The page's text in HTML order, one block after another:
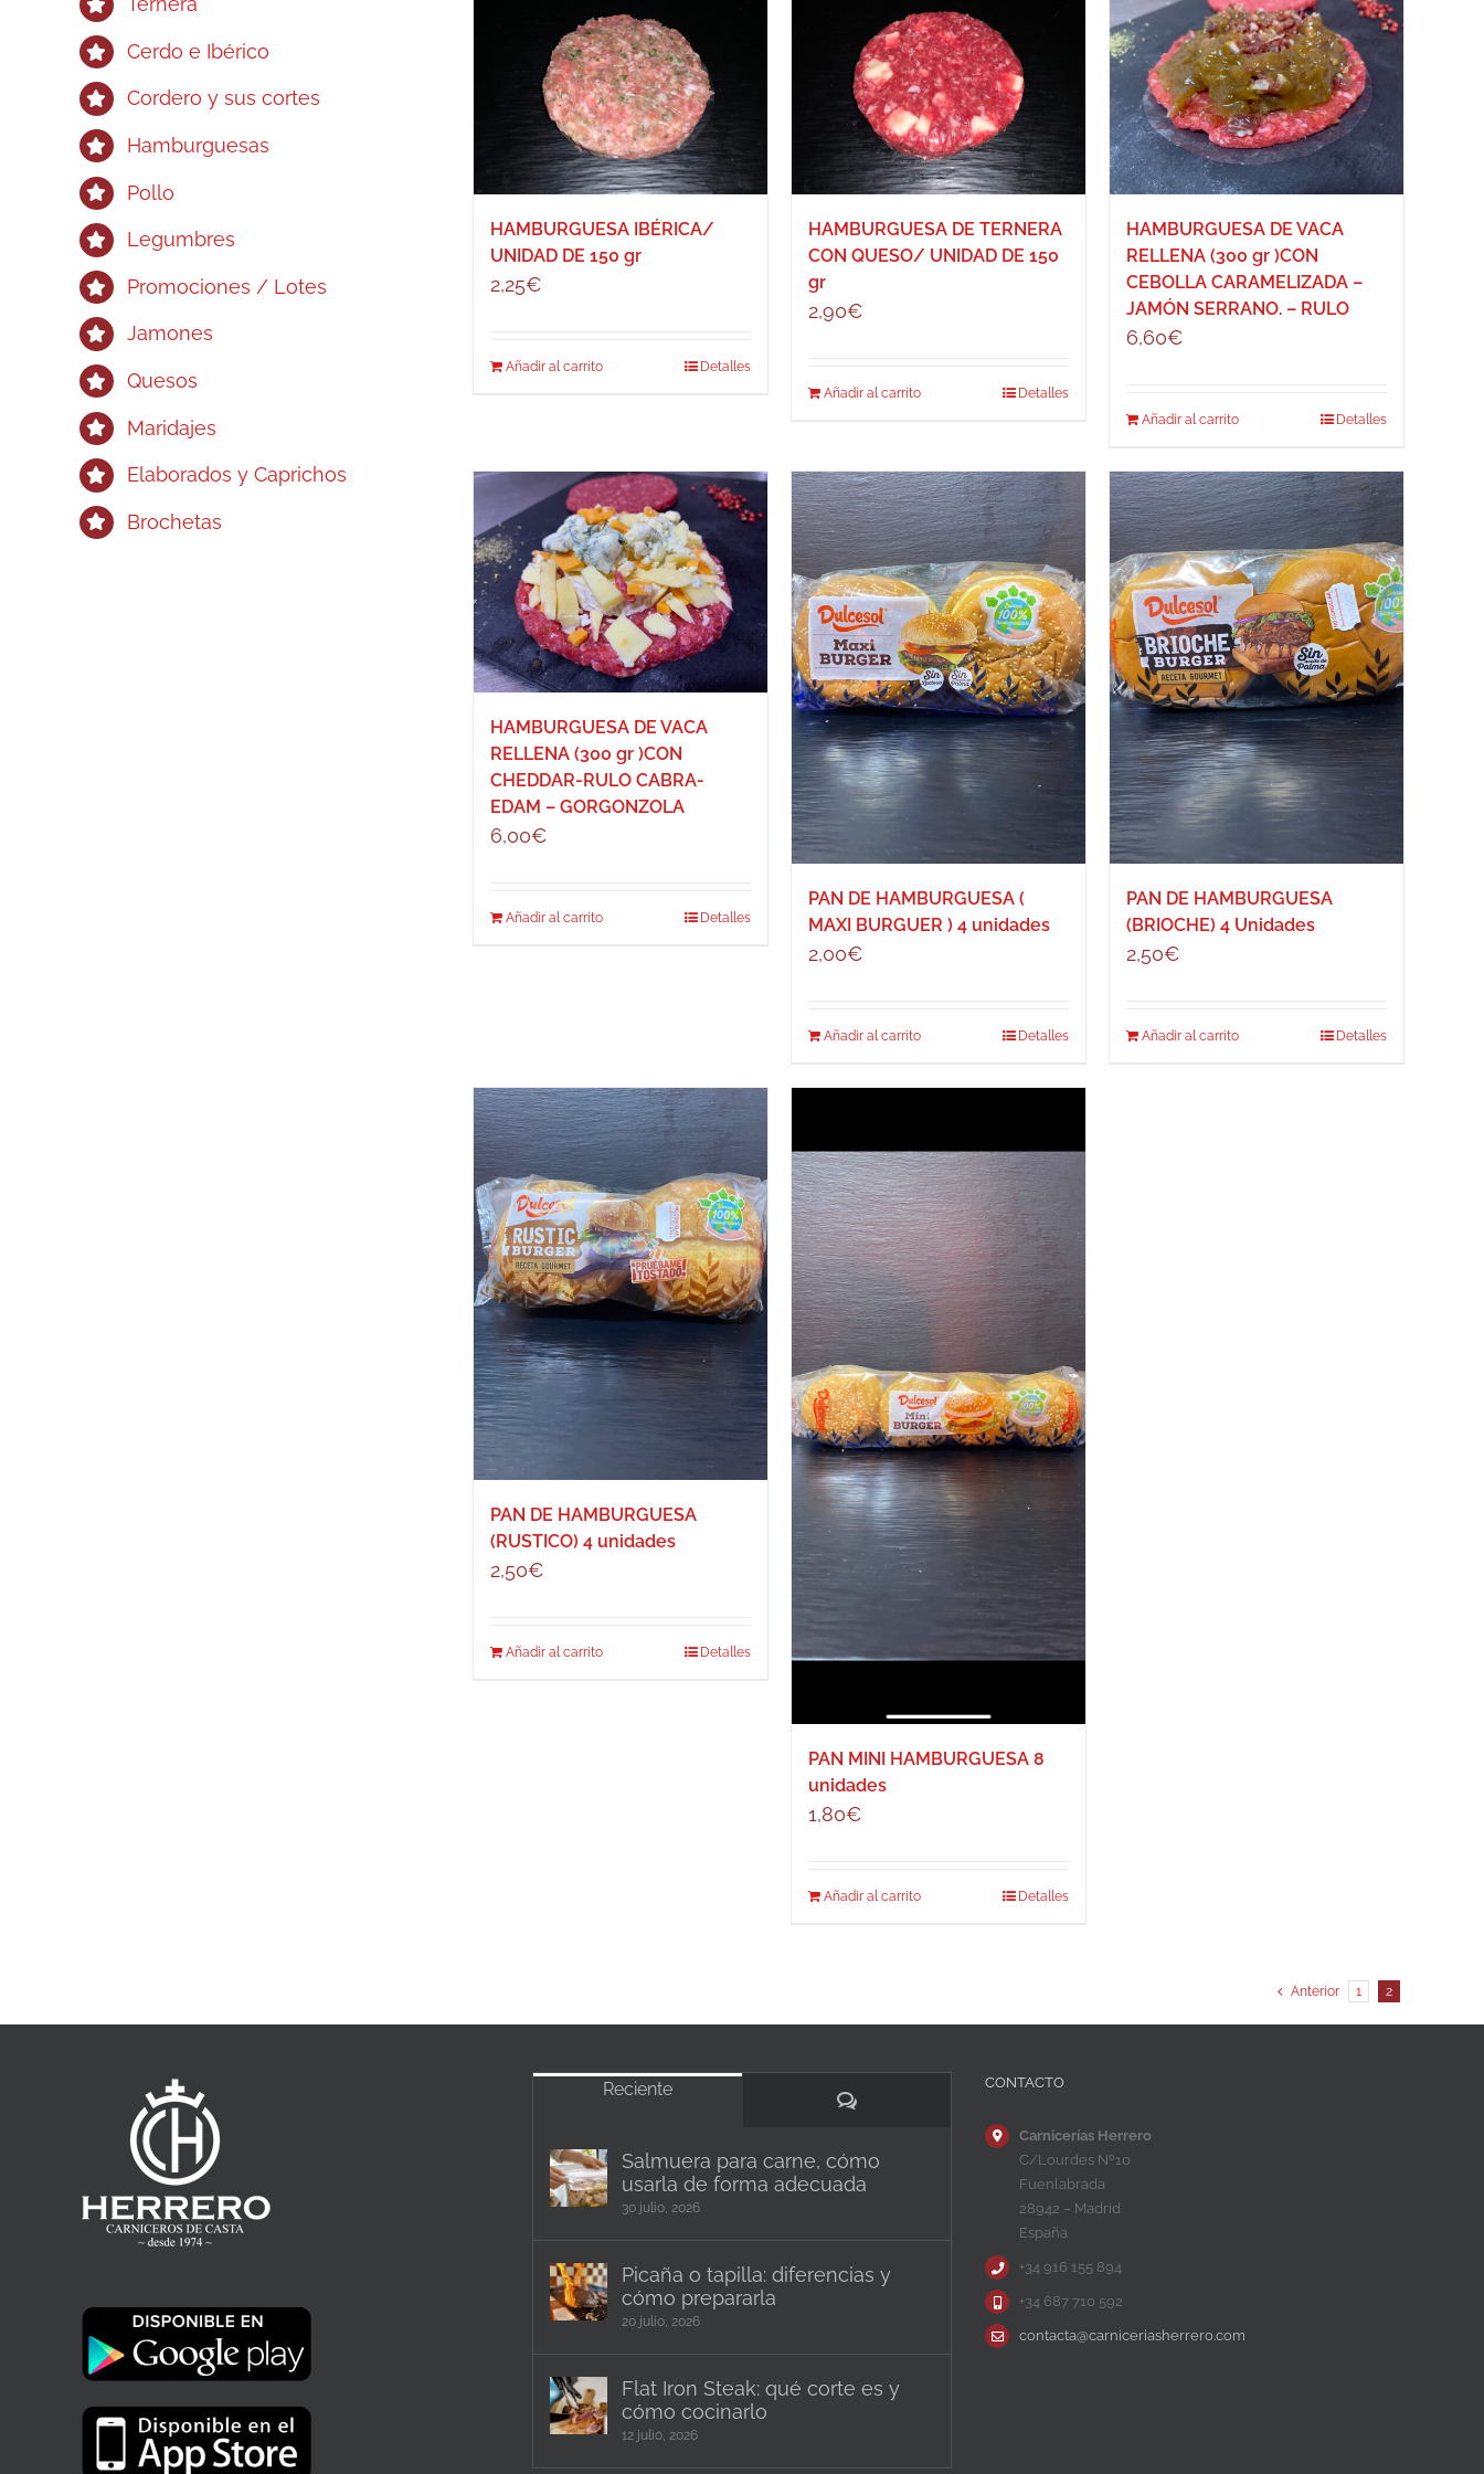
HAMBURGUESA IBÉRICA/
UNIDAD DE 150 gr
2,25€
Añadir al carrito Detalles
HAMBURGUESA DE TERNERA
CON QUESO/ UNIDAD DE 150
gr
2,90€
Añadir al carrito Detalles
HAMBURGUESA DE VACA
RELLENA (300 gr )CON
CEBOLLA CARAMELIZADA –
JAMÓN SERRANO. – RULO
6,60€
Añadir al carrito Detalles
HAMBURGUESA DE VACA
RELLENA (300 gr )CON
CHEDDAR-RULO CABRA-
EDAM – GORGONZOLA
6,00€
Añadir al carrito Detalles
PAN DE HAMBURGUESA (
MAXI BURGUER ) 4 unidades
2,00€
Añadir al carrito Detalles
PAN DE HAMBURGUESA
(BRIOCHE) 4 Unidades
2,50€
Añadir al carrito Detalles
PAN DE HAMBURGUESA
(RUSTICO) 4 unidades
2,50€
Añadir al carrito Detalles
PAN MINI HAMBURGUESA 8
unidades
1,80€
Añadir al carrito Detalles
Anterior 1 2
Cerdo e Ibérico
Cordero y sus cortes
Hamburguesas
Pollo
Legumbres
Promociones / Lotes
Jamones
Quesos
Maridajes
Elaborados y Caprichos
Brochetas
Reciente
Comentarios
Salmuera para carne, cómo
usarla de forma adecuada
30 julio, 2026
Picaña o tapilla: diferencias y
cómo prepararla
20 julio, 2026
Flat Iron Steak: qué corte es y
cómo cocinarlo
12 julio, 2026
CONTACTO
Carnicerías Herrero
C/Lourdes Nº10
Fuenlabrada
28942 – Madrid
España
+34 916 155 894
+34 687 710 592
contacta@carniceriasherrero.com